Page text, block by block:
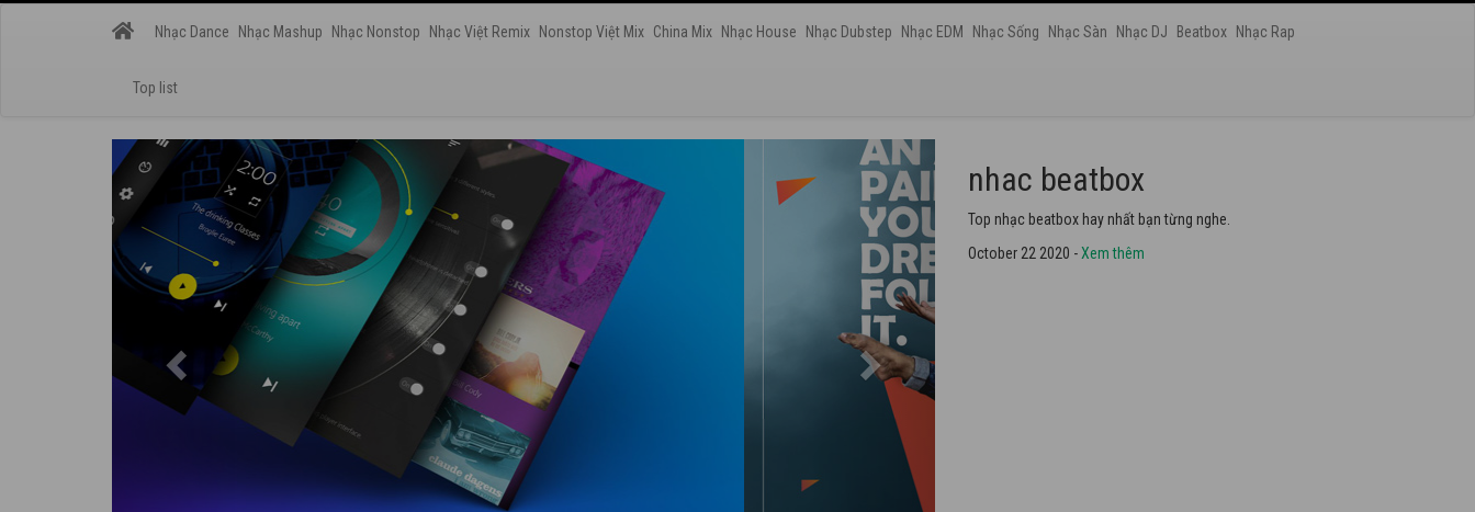
Nhạc Dance Nhạc Mashup Nhạc Nonstop Nhạc Việt Remix Nonstop Việt Mix China Mix Nhạc House Nhạc Dubstep Nhạc EDM Nhạc Sống Nhạc Sàn Nhạc DJ Beatbox Nhạc Rap
Top list
nhac dance
Những bài nhạc dance tuyển chọn 2020 hay nhất.
October 22 2020 -Xem thêm